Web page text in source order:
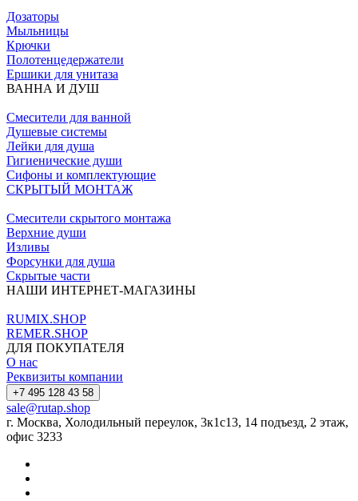
Дозаторы
Мыльницы
Крючки
Полотенцедержатели
Ершики для унитаза
ВАННА И ДУШ
Смесители для ванной
Душевые системы
Лейки для душа
Гигиенические души
Сифоны и комплектующие
СКРЫТЫЙ МОНТАЖ
Смесители скрытого монтажа
Верхние души
Изливы
Форсунки для душа
Скрытые части
НАШИ ИНТЕРНЕТ-МАГАЗИНЫ
RUMIX.SHOP
REMER.SHOP
ДЛЯ ПОКУПАТЕЛЯ
О нас
Реквизиты компании
+7 495 128 43 58
sale@rutap.shop
г. Москва, Холодильный переулок, 3к1с13, 14 подъезд, 2 этаж,
офис 3233